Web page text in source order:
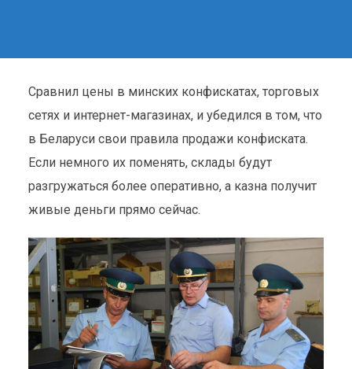
Сравнил цены в минских конфискатах, торговых
сетях и интернет-магазинах, и убедился в том, что
в Беларуси свои правила продажи конфиската.
Если немного их поменять, склады будут
разгружаться более оперативно, а казна получит
живые деньги прямо сейчас.